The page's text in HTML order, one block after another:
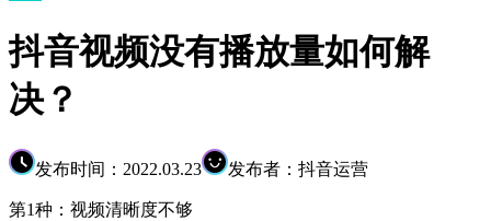
抖音视频没有播放量如何解
决？
发布时间：2022.03.23 发布者：抖音运营
第1种：视频清晰度不够